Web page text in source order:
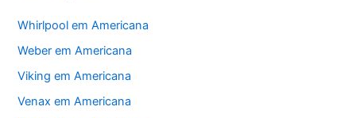
Whirlpool em Americana
Weber em Americana
Viking em Americana
Venax em Americana